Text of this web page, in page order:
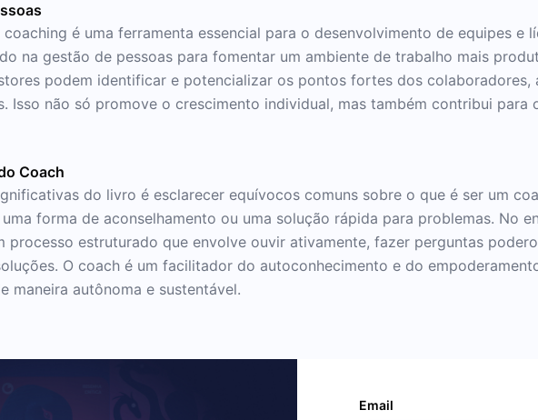
é uma ferramenta essencial para o desenvolvimento de equipes e
na gestão de pessoas para fomentar um ambiente de trabalho mais
podem identificar e potencializar os pontos fortes dos colaboradores,
Isso não só promove o crescimento individual, mas também contribui para
Coach
do livro é esclarecer equívocos comuns sobre o que é ser um
forma de aconselhamento ou uma solução rápida para problemas. No
processo estruturado que envolve ouvir ativamente, fazer perguntas
O coach é um facilitador do autoconhecimento e do
maneira autônoma e sustentável.
Email